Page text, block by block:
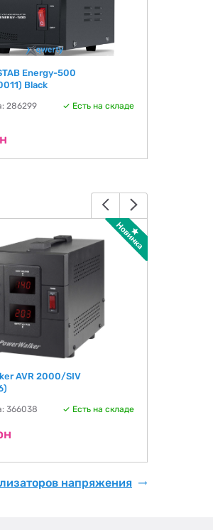
Energy-500
Black
286299 Есть на складе
AVR 2000/SIV
366038 Есть на складе
напряжения